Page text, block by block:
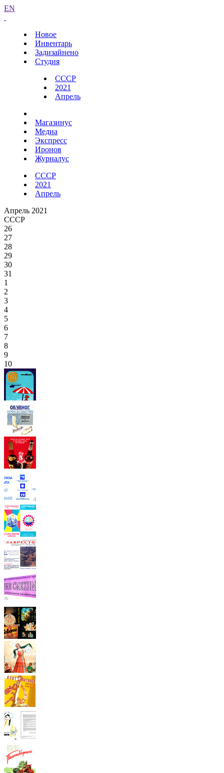
EN
Новое
Инвентарь
Задизайнено
Студия
СССР
2021
Апрель
Магазинус
Медиа
Экспресс
Иронов
Журналус
СССР
2021
Апрель
Апрель 2021
СССР
26
27
28
29
30
31
1
2
3
4
5
6
7
8
9
10